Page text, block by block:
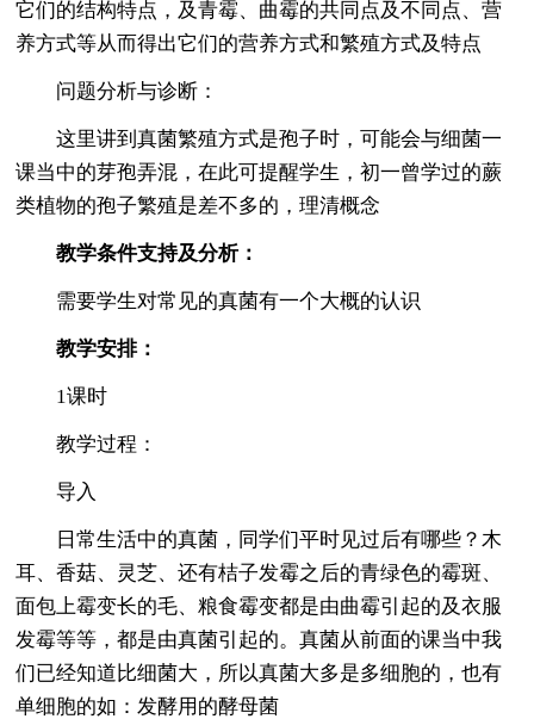
它们的结构特点，及青霉、曲霉的共同点及不同点、营
养方式等从而得出它们的营养方式和繁殖方式及特点
问题分析与诊断：
这里讲到真菌繁殖方式是孢子时，可能会与细菌一
课当中的芽孢弄混，在此可提醒学生，初一曾学过的蕨
类植物的孢子繁殖是差不多的，理清概念
教学条件支持及分析：
需要学生对常见的真菌有一个大概的认识
教学安排：
1课时
教学过程：
导入
日常生活中的真菌，同学们平时见过后有哪些？木
耳、香菇、灵芝、还有桔子发霉之后的青绿色的霉斑、
面包上霉变长的毛、粮食霉变都是由曲霉引起的及衣服
发霉等等，都是由真菌引起的。真菌从前面的课当中我
们已经知道比细菌大，所以真菌大多是多细胞的，也有
单细胞的如：发酵用的酵母菌